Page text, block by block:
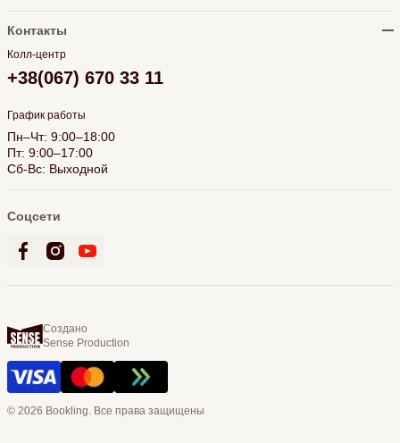
Контакты
Колл-центр
+38(067) 670 33 11
График работы
Пн–Чт: 9:00–18:00
Пт: 9:00–17:00
Сб-Вс: Выходной
Соцсети
Создано
Sense Production
© 2026 Bookling. Все права защищены